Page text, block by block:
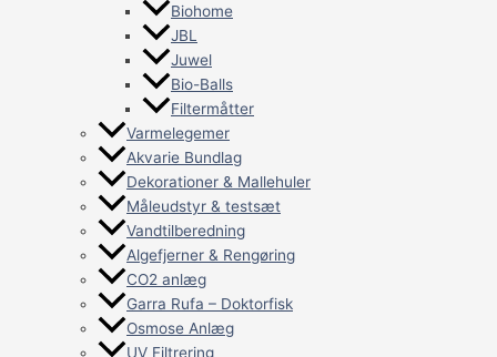
Biohome
JBL
Juwel
Bio-Balls
Filtermåtter
Varmelegemer
Akvarie Bundlag
Dekorationer & Mallehuler
Måleudstyr & testsæt
Vandtilberedning
Algefjerner & Rengøring
CO2 anlæg
Garra Rufa – Doktorfisk
Osmose Anlæg
UV Filtrering